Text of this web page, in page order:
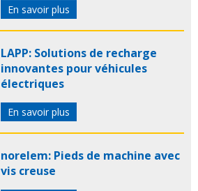
En savoir plus
LAPP: Solutions de recharge
innovantes pour véhicules
électriques
En savoir plus
norelem: Pieds de machine avec
vis creuse